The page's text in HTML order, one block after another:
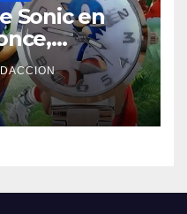
Sonic en
el que